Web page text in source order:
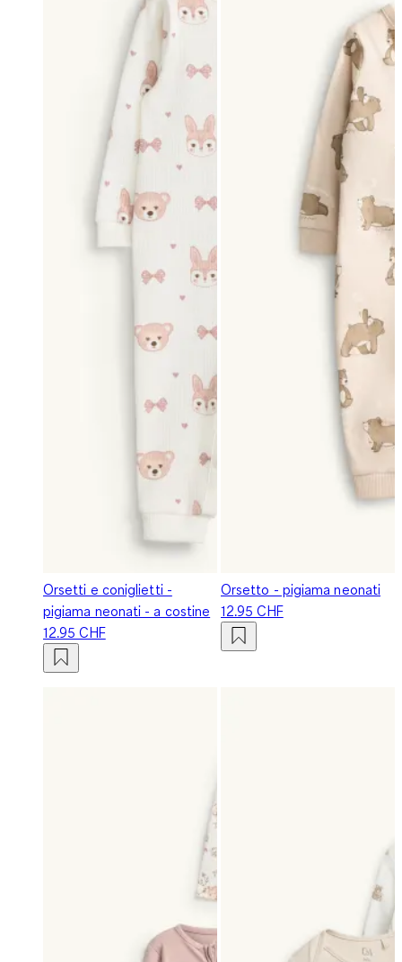
Orsetti e coniglietti -
pigiama neonati - a costine
12.95 CHF
Orsetto - pigiama neonati
12.95 CHF